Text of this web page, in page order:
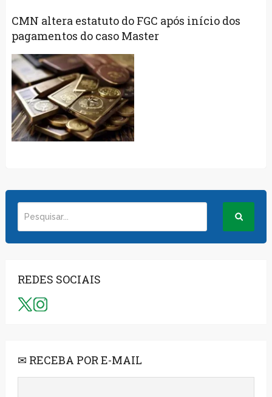
CMN altera estatuto do FGC após início dos
pagamentos do caso Master
REDES SOCIAIS
✉ RECEBA POR E-MAIL